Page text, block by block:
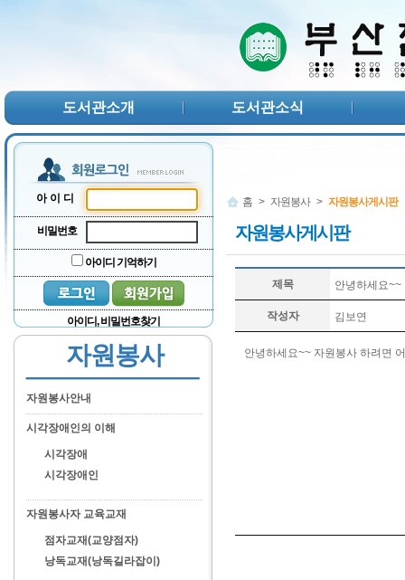
도서관소개 도서관소식
아이디
비밀번호
아이디 기억하기
아이디, 비밀번호찾기
자원봉사
자원봉사안내
시각장애인의 이해
시각장애
시각장애인
자원봉사자 교육교재
점자교재(교양점자)
낭독교재(낭독길라잡이)
홈 > 자원봉사 > 자원봉사게시판
자원봉사게시판
제목 안녕하세요~~
작성자 김보연
안녕하세요~~ 자원봉사 하려면